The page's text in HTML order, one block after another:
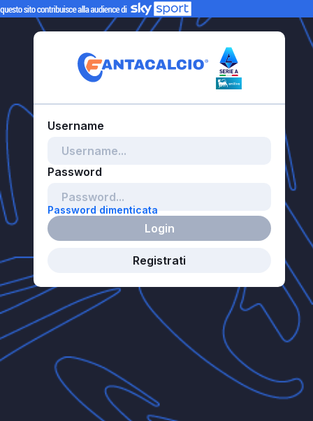
Password dimenticata
Login
Registrati